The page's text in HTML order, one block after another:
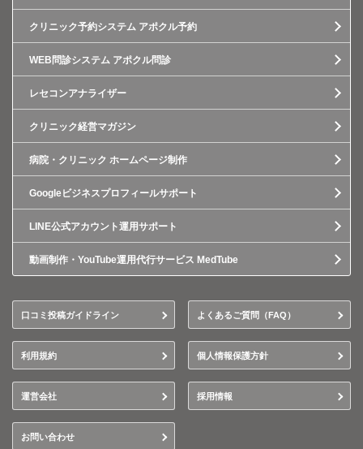
クリニック予約システム アポクル予約
WEB問診システム アポクル問診
レセコンアナライザー
クリニック経営マガジン
病院・クリニック ホームページ制作
Googleビジネスプロフィールサポート
LINE公式アカウント運用サポート
動画制作・YouTube運用代行サービス MedTube
口コミ投稿ガイドライン よくあるご質問（FAQ）
利用規約 個人情報保護方針
運営会社 採用情報
お問い合わせ